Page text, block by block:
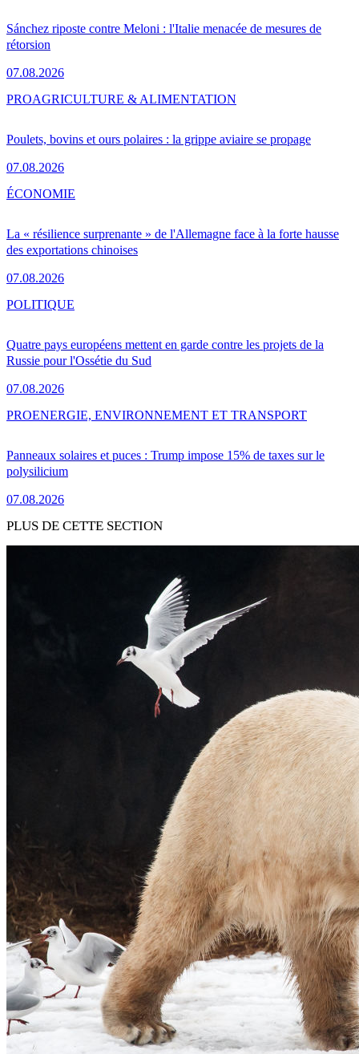
Sánchez riposte contre Meloni : l'Italie menacée de mesures de
rétorsion
07.08.2026
Poulets, bovins et ours polaires : la grippe aviaire se propage
07.08.2026
PROAGRICULTURE & ALIMENTATION
La « résilience surprenante » de l'Allemagne face à la forte hausse
des exportations chinoises
07.08.2026
ÉCONOMIE
Quatre pays européens mettent en garde contre les projets de la
Russie pour l'Ossétie du Sud
07.08.2026
POLITIQUE
Panneaux solaires et puces : Trump impose 15% de taxes sur le
polysilicium
07.08.2026
PROENERGIE, ENVIRONNEMENT ET TRANSPORT
PLUS DE CETTE SECTION